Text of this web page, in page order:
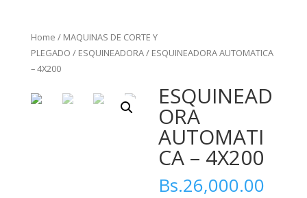
Home / MAQUINAS DE CORTE Y
PLEGADO / ESQUINEADORA/ ESQUINEADORA AUTOMATICA
– 4X200
ESQUINEAD
ORA
AUTOMATI
CA – 4X200
Bs.26,000.00